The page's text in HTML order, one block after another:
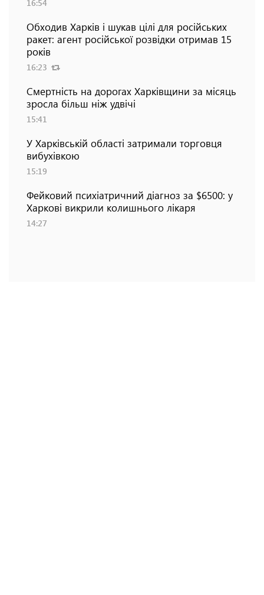
16:54
Обходив Харків і шукав цілі для російських
ракет: агент російської розвідки отримав 15
років
16:23
Смертність на дорогах Харківщини за місяць
зросла більш ніж удвічі
15:41
У Харківській області затримали торговця
вибухівкою
15:19
Фейковий психіатричний діагноз за $6500: у
Харкові викрили колишнього лікаря
14:27